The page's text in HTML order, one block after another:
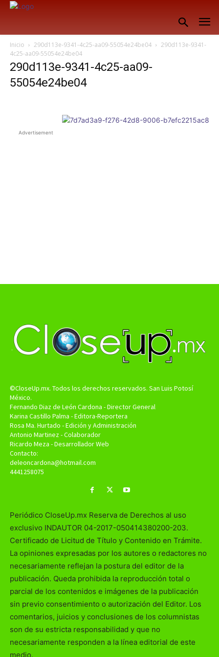
Inicio 290d113e-9341-4c25-aa09-55054e24be04
290d113e-9341-
4c25-aa09-55054e24be04
290d113e-9341-4c25-aa09-
55054e24be04
Advertisement
©CloseUp.mx. Todos los derechos reservados. San Luis Potosí
México.
Fernando Diaz de León Cardona - Director General
Karina Castillo Palma - Editora-Reportera
Rosa Ma. Hurtado - Edición y Administración
Antonio Martinez - Colaborador
Ricardo Meza - Desarrollador Web
Contacto:
deleoncardona@hotmail.com
4441258075
Periódico CloseUp.mx Reserva de Derechos al uso
exclusivo INDAUTOR 04-2017-050414380200-203.
Certificado de Licitud de Título y Contenido en Trámite.
La opiniones expresadas por los autores o redactores no
necesariamente reflejan la postura del editor de la
publicación. Queda prohibida la reproducción total o
parcial de los contenidos e imágenes de la publicación
sin previo consentimiento o autorización del Editor. Los
comentarios, juicios y conclusiones de los columnistas
son de su estricta responsabilidad y que no
necesariamente responden a la línea editorial de este
medio.